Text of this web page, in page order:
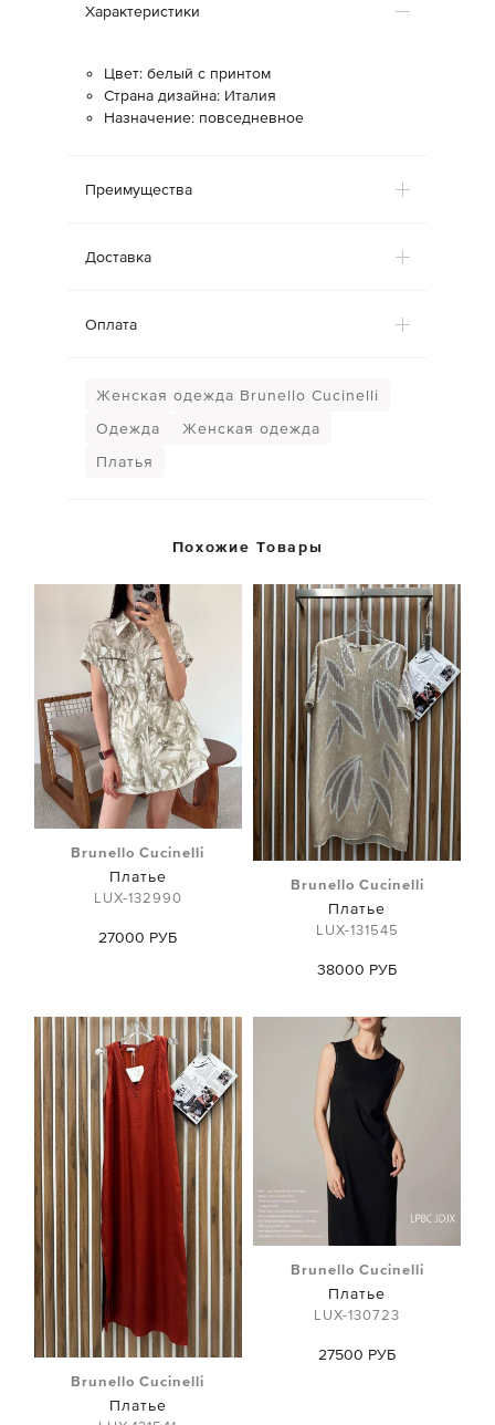
Характеристики
Цвет: белый с принтом
Страна дизайна: Италия
Назначение: повседневное
Преимущества
Доставка
Оплата
Женская одежда Brunello Cucinelli
Одежда
Женская одежда
Платья
Похожие Товары
Brunello Cucinelli
Платье
LUX-132990
27000 РУБ
Brunello Cucinelli
Платье
LUX-131545
38000 РУБ
Brunello Cucinelli
Платье
Brunello Cucinelli
Платье
LUX-130723
27500 РУБ